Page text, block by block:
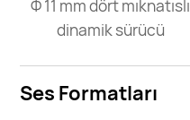
Φ 11 mm dört mıknatıslı
dinamik sürücü
Ses Formatları